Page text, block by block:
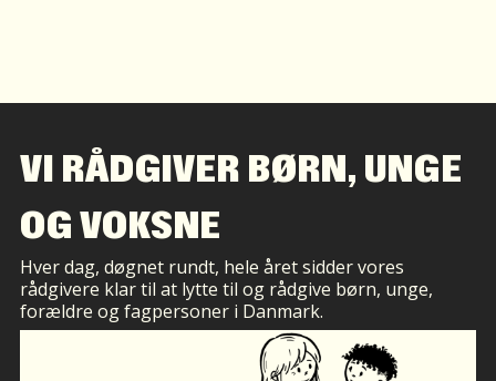
VI RÅDGIVER BØRN, UNGE
OG VOKSNE
Hver dag, døgnet rundt, hele året sidder vores
rådgivere klar til at lytte til og rådgive børn, unge,
forældre og fagpersoner i Danmark.